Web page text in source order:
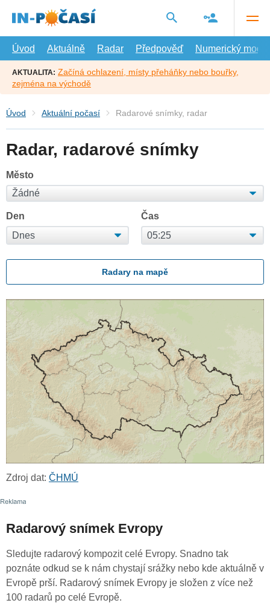
hlavní
Úvod
Aktuálně Radar Předpověď Numerický model
AKTUALITA: Začíná ochlazení, místy přeháňky nebo bouřky,
zejména na východě
Úvod Aktuální počasí Radarové snímky, radar
Radar, radarové snímky
Město
Den Čas
Radary na mapě
Zdroj dat: ČHMÚ
Radarový snímek Evropy
Sledujte radarový kompozit celé Evropy. Snadno tak
poznáte odkud se k nám chystají srážky nebo kde aktuálně v
Evropě prší. Radarový snímek Evropy je složen z více než
100 radarů po celé Evropě.